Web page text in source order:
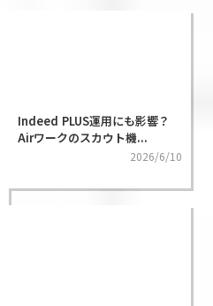
Indeed PLUS運用にも影響？
Airワークのスカウト機...
2026/6/10